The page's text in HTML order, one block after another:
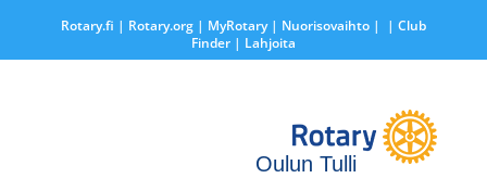
Rotary.fi | Rotary.org| MyRotary | Nuorisovaihto|
| Club
Finder| Lahjoita
Oulun Tulli